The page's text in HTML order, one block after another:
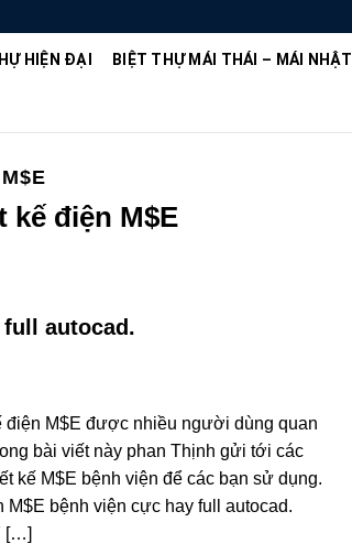
HIỆN ĐẠI BIỆT THỰ MÁI THÁI – MÁI NHẬT
kế điện M$E
autocad.
điện M$E được nhiều người dùng quan
bài viết này phan Thịnh gửi tới các
kế M$E bệnh viện để các bạn sử dụng.
M$E bệnh viện cực hay full autocad.
[…]